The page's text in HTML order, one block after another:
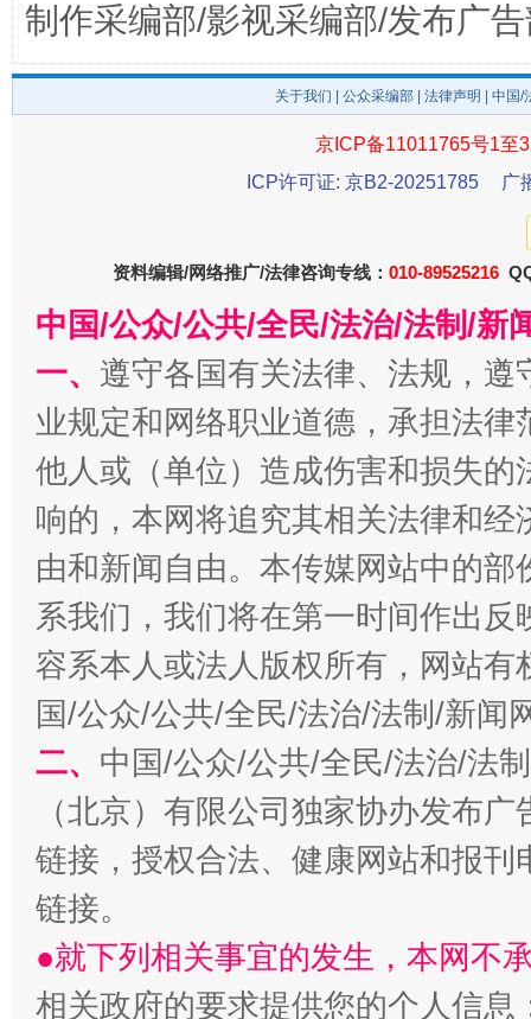
东山县通报“牛蛙产品抗生素超标问题” 法
揭开“小金库”的免责幌子
制作采编部/影视采编部/发布广
关于我们 公众采编部 法律声明 | 中国
京ICP备11011765号1至
ICP许可证: 京B2-20251785
广
资料编辑/网络推广/法律咨询专线： 010-89525216
中国/公众/公共/全民/法治/法制/新
一、 遵守各国有关法律、法规，
业规定和网络职业道德，承担法
他人或（单位）造成伤害和损失
响的，本网将追究其相关法律和
由和新闻自由。本传媒网站中的
系我们，我们将在第一时间作出
容系本人或法人版权所有，网站
国/公众/公共/全民/法治/法制/新闻
二、 中国/公众/公共/全民/法治/法
（北京）有限公司独家协办发布
链接，授权合法、健康网站和报
链接。
●就下列相关事宜的发生，本网不
相关政府的要求提供您的个人信息